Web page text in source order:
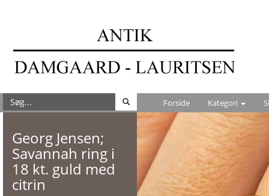
Forside Kategori
Georg Jensen;
Savannah ring i
18 kt. guld med
citrin